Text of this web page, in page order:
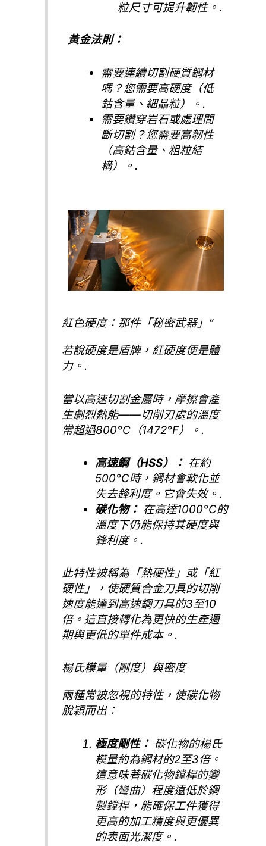
粒尺寸可提升韌性。.
黃金法則：
需要連續切割硬質鋼材
嗎？您需要高硬度（低
鈷含量、細晶粒）。.
需要鑽穿岩石或處理間
斷切割？您需要高韌性
（高鈷含量、粗粒結
構）。.
紅色硬度：那件「秘密武器」“
若說硬度是盾牌，紅硬度便是體
力。.
當以高速切割金屬時，摩擦會產
生劇烈熱能——切削刃處的溫度
常超過800°C（1472°F）。.
高速鋼（HSS）： 在約
500°C時，鋼材會軟化並
失去鋒利度。它會失效。.
碳化物： 在高達1000°C的
溫度下仍能保持其硬度與
鋒利度。.
此特性被稱為「熱硬性」或「紅
硬性」，使硬質合金刀具的切削
速度能達到高速鋼刀具的3至10
倍。這直接轉化為更快的生產週
期與更低的單件成本。.
楊氏模量（剛度）與密度
兩種常被忽視的特性，使碳化物
脫穎而出：
極度剛性： 碳化物的楊氏
模量約為鋼材的2至3倍。
這意味著碳化物鏜桿的變
形（彎曲）程度遠低於鋼
製鏜桿，能確保工件獲得
更高的加工精度與更優異
的表面光潔度。.